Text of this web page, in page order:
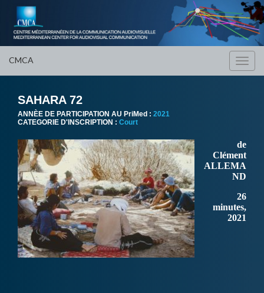
CMCA
SAHARA 72
ANNÈE DE PARTICIPATION AU PriMed : 2021
CATEGORIE D'INSCRIPTION : Court
de
Clément
ALLEMA
ND
26
minutes,
2021